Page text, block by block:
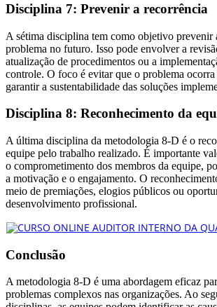
Disciplina 7: Prevenir a recorrência
A sétima disciplina tem como objetivo prevenir
problema no futuro. Isso pode envolver a
atualização de procedimentos ou a
controle. O foco é evitar que o problema ocorra
garantir a sustentabilidade das soluções
Disciplina 8: Reconhecimento da
A última disciplina da metodologia 8-D é o
equipe pelo trabalho realizado. É importante
o comprometimento dos membros da equipe,
a motivação e o engajamento. O
meio de premiações, elogios públicos ou
desenvolvimento profissional.
Conclusão
A metodologia 8-D é uma abordagem eficaz
problemas complexos nas organizações. Ao